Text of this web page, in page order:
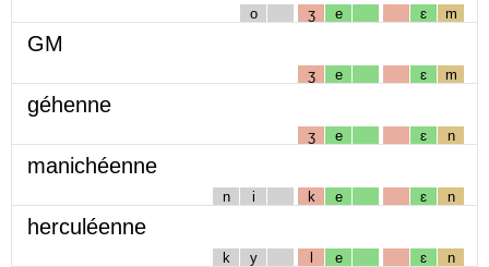
o ʒ e ɛ m
GM
ʒ e ɛ m
géhenne
ʒ e ɛ n
manichéenne
n i k e ɛ n
herculéenne
k y l e ɛ n